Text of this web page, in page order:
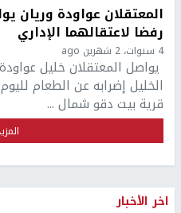
المعتقلان عواودة وريان
رفضا لاعتقالهما الإداري
4 سنوات، 2 شهرين ago
قرية بيت دقو شمال ...
اخر الأخبار